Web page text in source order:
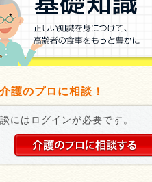
介護のプロに相談！
にはログインが必要です。